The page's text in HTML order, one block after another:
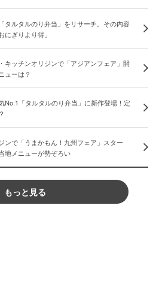
タルタルのり弁当」をリサーチ。その内容
にぎりより得」
キッチンオリジンで「アジアンフェア」開
ューは？
No.1「タルタルのり弁当」に新作登場！定
ンで「うまかもん！九州フェア」スター
地メニューが勢ぞろい
もっと見る